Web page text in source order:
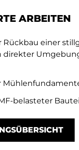
ARBEITEN
Rückbau einer
direkter
belasteter